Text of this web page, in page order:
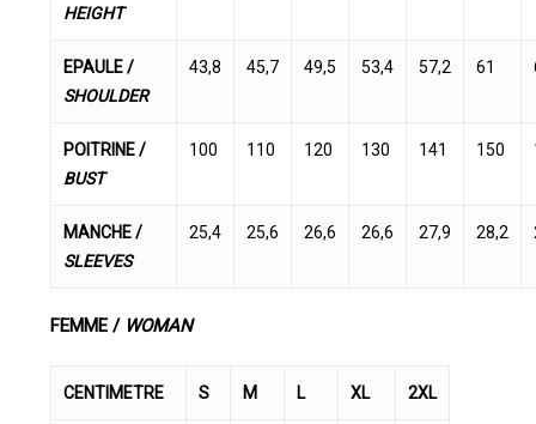
HEIGHT
EPAULE /
SHOULDER
43,8 45,7 49,5 53,4 57,2 61
POITRINE /
BUST
100 110 120 130 141 150
MANCHE /
SLEEVES
25,4 25,6 26,6 26,6 27,9 28,2
FEMME / WOMAN
CENTIMETRE S M L XL 2XL